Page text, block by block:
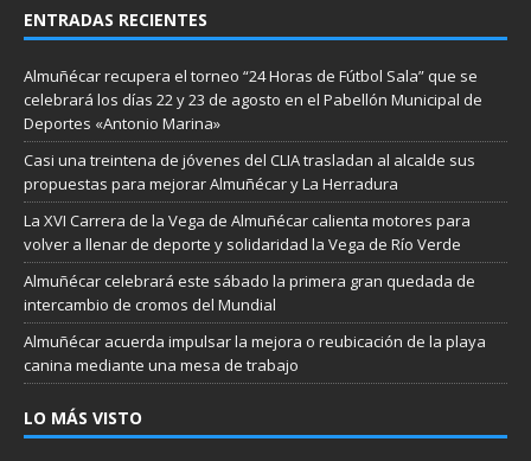
ENTRADAS RECIENTES
Almuñécar recupera el torneo “24 Horas de Fútbol Sala” que se
celebrará los días 22 y 23 de agosto en el Pabellón Municipal de
Deportes «Antonio Marina»
Casi una treintena de jóvenes del CLIA trasladan al alcalde sus
propuestas para mejorar Almuñécar y La Herradura
La XVI Carrera de la Vega de Almuñécar calienta motores para
volver a llenar de deporte y solidaridad la Vega de Río Verde
Almuñécar celebrará este sábado la primera gran quedada de
intercambio de cromos del Mundial
Almuñécar acuerda impulsar la mejora o reubicación de la playa
canina mediante una mesa de trabajo
LO MÁS VISTO